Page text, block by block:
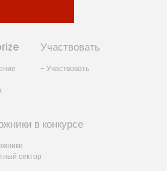
Участвовать
- Участвовать
в конкурсе
сектор